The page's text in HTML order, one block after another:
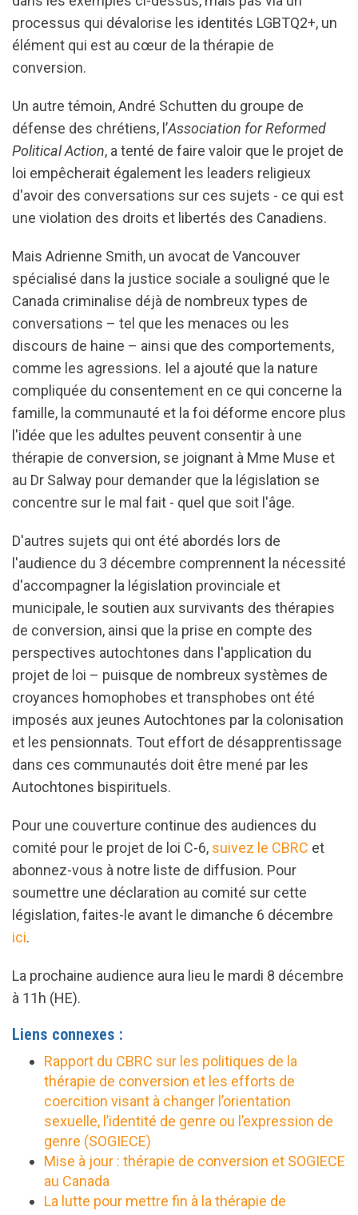
processus qui dévalorise les identités LGBTQ2+, un
élément qui est au cœur de la thérapie de
conversion.
Un autre témoin, André Schutten du groupe de
défense des chrétiens, l’Association for Reformed
Political Action, a tenté de faire valoir que le projet de
loi empêcherait également les leaders religieux
d'avoir des conversations sur ces sujets - ce qui est
une violation des droits et libertés des Canadiens.
Mais Adrienne Smith, un avocat de Vancouver
spécialisé dans la justice sociale a souligné que le
Canada criminalise déjà de nombreux types de
conversations – tel que les menaces ou les
discours de haine – ainsi que des comportements,
comme les agressions. Iel a ajouté que la nature
compliquée du consentement en ce qui concerne la
famille, la communauté et la foi déforme encore plus
l'idée que les adultes peuvent consentir à une
thérapie de conversion, se joignant à Mme Muse et
au Dr Salway pour demander que la législation se
concentre sur le mal fait - quel que soit l'âge.
D'autres sujets qui ont été abordés lors de
l'audience du 3 décembre comprennent la nécessité
d'accompagner la législation provinciale et
municipale, le soutien aux survivants des thérapies
de conversion, ainsi que la prise en compte des
perspectives autochtones dans l'application du
projet de loi – puisque de nombreux systèmes de
croyances homophobes et transphobes ont été
imposés aux jeunes Autochtones par la colonisation
et les pensionnats. Tout effort de désapprentissage
dans ces communautés doit être mené par les
Autochtones bispirituels.
Pour une couverture continue des audiences du
comité pour le projet de loi C-6, suivez le CBRC et
abonnez-vous à notre liste de diffusion. Pour
soumettre une déclaration au comité sur cette
législation, faites-le avant le dimanche 6 décembre
ici.
La prochaine audience aura lieu le mardi 8 décembre
à 11h (HE).
Liens connexes :
Rapport du CBRC sur les politiques de la
thérapie de conversion et les efforts de
coercition visant à changer l’orientation
sexuelle, l’identité de genre ou l’expression de
genre (SOGIECE)
Mise à jour : thérapie de conversion et SOGIECE
au Canada
La lutte pour mettre fin à la thérapie de